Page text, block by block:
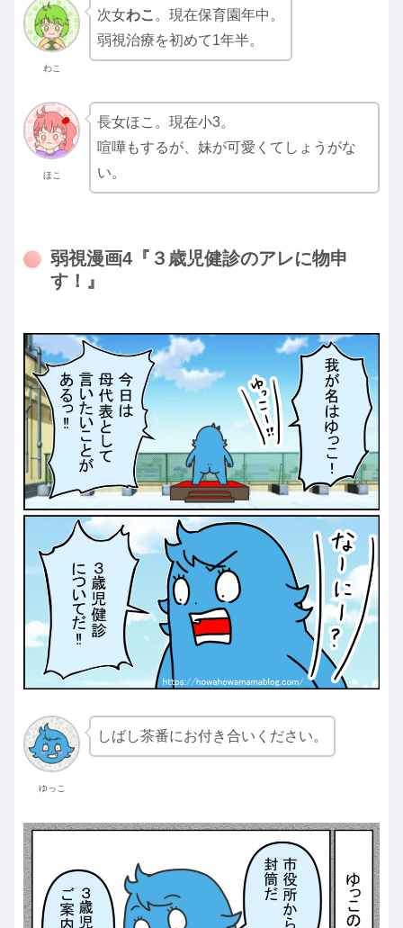
わこ
次女わこ 。現在保育園年中。
弱視治療を初めて1年半。
ほこ
長女ほこ。現在小3。
喧嘩もするが、妹が可愛くてしょうがな
い。
弱視漫画4『３歳児健診のアレに物申
す！』
ゆっこ
しばし茶番にお付き合いください。